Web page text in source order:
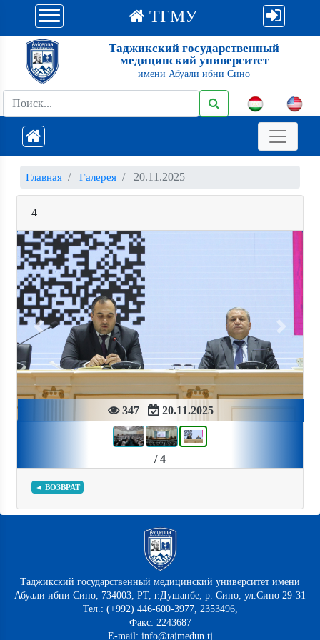
ТГМУ
Таджикский государственный
медицинский университет
имени Абуали ибни Сино
Главная Галерея 20.11.2025
4
347 20.11.2025
Previous Next
/ 4
◄ ВОЗВРАТ
Таджикский государственный медицинский университет имени
Абуали ибни Сино, 734003, РТ, г.Душанбе, р. Сино, ул.Сино 29-31
Тел.: (+992) 446-600-3977, 2353496,
Факс: 2243687
E-mail: info@tajmedun.tj